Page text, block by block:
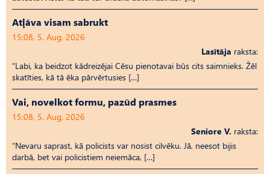
Atļāva visam sabrukt
15:08, 5. Aug, 2026
Lasītāja raksta:
“Labi, ka beidzot kādreizējai Cēsu pienotavai būs cits saimnieks. Žēl
skatīties, kā tā ēka pārvērtusies […]
Vai, novelkot formu, pazūd prasmes
15:08, 5. Aug, 2026
Seniore V. raksta:
“Nevaru saprast, kā policists var nosist cilvēku. Jā, neesot bijis
darbā, bet vai policistiem neiemāca, […]